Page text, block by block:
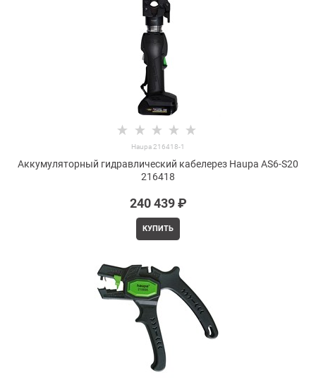
Haupa 216418-1
Аккумуляторный гидравлический кабелерез Haupa AS6-S20
216418
240 439 ₽
КУПИТЬ